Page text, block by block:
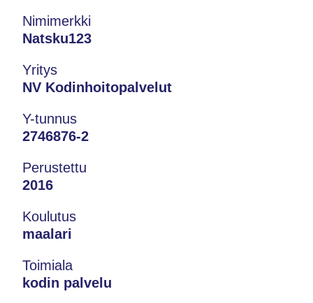
Nimimerkki
Natsku123
Yritys
NV Kodinhoitopalvelut
Y-tunnus
2746876-2
Perustettu
2016
Koulutus
maalari
Toimiala
kodin palvelu